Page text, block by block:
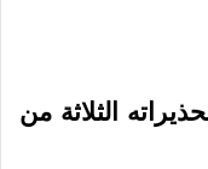
الثلاثة من